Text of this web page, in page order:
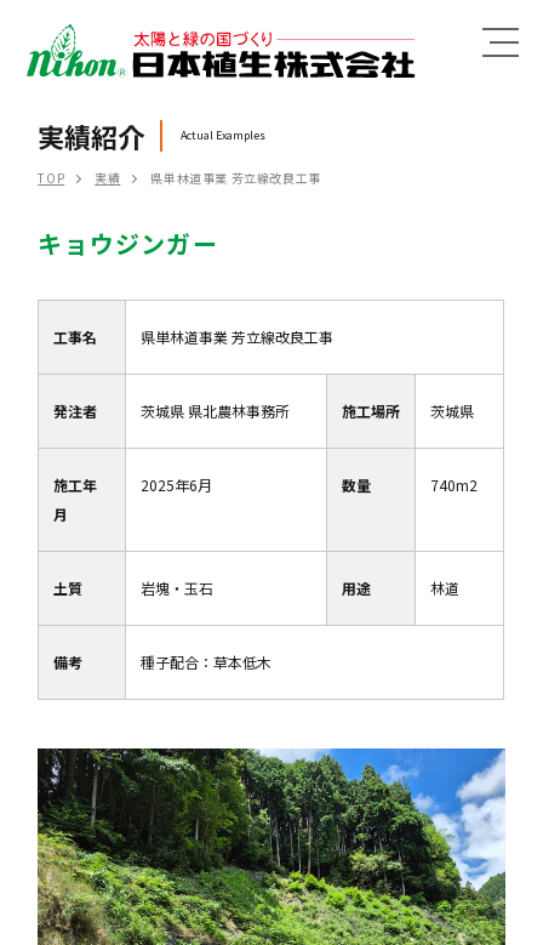
MENU
実績紹介 Actual Examples
TOP 実績 県単林道事業 芳立線改良工事
キョウジンガー
工事名 県単林道事業 芳立線改良工事
発注者 茨城県 県北農林事務所 施工場所 茨城県
施工年
月
2025年6月 数量 740m2
土質 岩塊・玉石 用途 林道
備考 種子配合：草本低木